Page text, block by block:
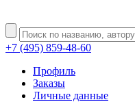
+7 (495) 859-48-60
Профиль
Заказы
Личные данные